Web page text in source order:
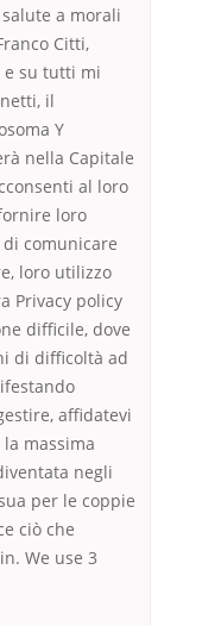
a morali
Citti,
e su tutti mi
il
Y
nella Capitale
al loro
loro
comunicare
loro utilizzo
Privacy policy
difficile, dove
di difficoltà ad
affidatevi
massima
negli
per le coppie
ciò che
We use 3